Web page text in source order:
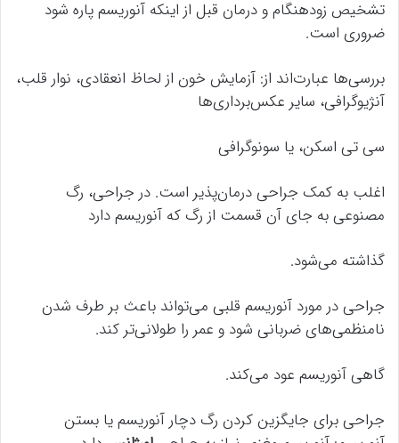
تشخیص زودهنگام و درمان قبل از اینکه آنوریسم پاره شود
ضروری است.
بررسی‌ها عبارت‌اند از: آزمایش خون از لحاظ انعقادی، نوار قلب،
آنژیوگرافی، سایر عکس‌برداری‌ها
سی تی اسکن، یا سونوگرافی
اغلب به کمک جراحی درمان‌پذیر است. در جراحی، رگ
مصنوعی به جای آن قسمت از رگ که آنوریسم دارد
گذاشته می‌شود.
جراحی در مورد آنوریسم قلبی می‌تواند باعث بر طرف شدن
نامنظمی‌های ضربانی شود و عمر را طولانی‌تر کند.
گاهی آنوریسم عود می‌کند.
جراحی برای جایگزین کردن رگ دچار آنوریسم یا بستن